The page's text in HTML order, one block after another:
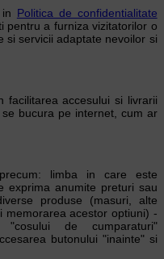
Politica de confidentialitate
pentru a furniza vizitatorilor o
si servicii adaptate nevoilor si
facilitarea accesului si livrarii
bucura pe internet, cum ar
limba in care este
exprima anumite preturi sau
produse (masuri, alte
memorarea acestor optiuni) -
"cosului de cumparaturi"
butonului "inainte" si